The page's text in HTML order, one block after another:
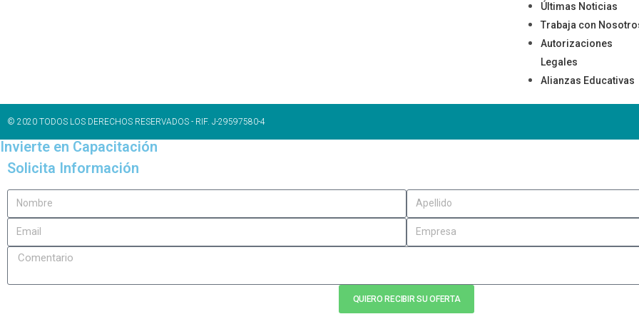
Últimas Noticias
Trabaja con
Autorizaciones
Legales
Alianzas Educativas
© 2020 TODOS LOS DERECHOS RESERVADOS - RIF. J-29597580-4
Invierte en Capacitación
Solicita Información
QUIERO RECIBIR SU OFERTA